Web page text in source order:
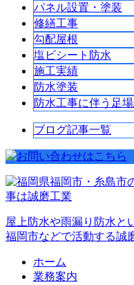
パネル設置・塗装
修繕工事
勾配屋根
塩ビシート防水
施工実績
防水塗装
防水工事に伴う足
ブログ記事一覧
屋上防水や雨漏り防水と
福岡市などで活動する誠
ホーム
業務案内